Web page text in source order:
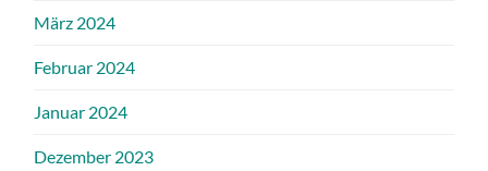
März 2024
Februar 2024
Januar 2024
Dezember 2023